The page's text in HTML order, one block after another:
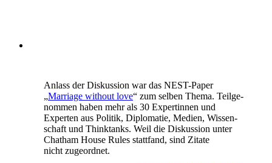
Anlass der Diskussion war das NEST-Paper
„Marriage without love“ zum selben Thema. Teilge­
nommen haben mehr als 30 Exper­tinnen und
Experten aus Politik, Diplo­matie, Medien, Wissen­
schaft und Thinktanks. Weil die Diskussion unter
Chatham House Rules stattfand, sind Zitate
nicht zugeordnet.